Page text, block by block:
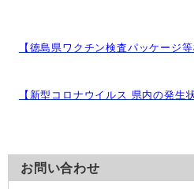
【徳島県ワクチン検査パッケージ等
【新型コロナウイルス 県内の発生
お問い合わせ